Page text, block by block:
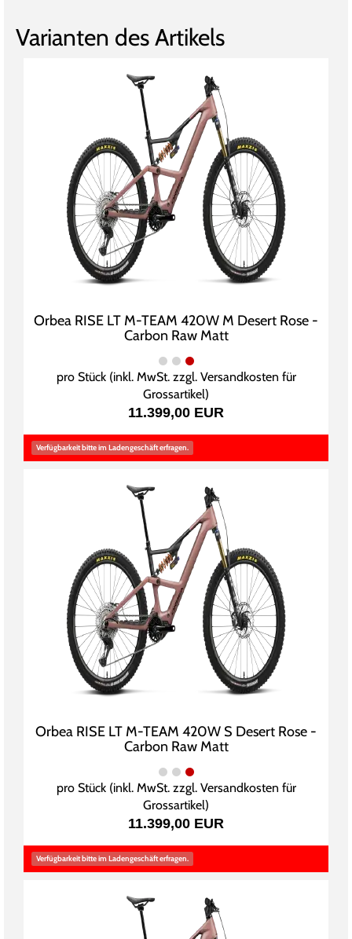
Varianten des Artikels
Orbea RISE LT M-TEAM 420W M Desert Rose -
Carbon Raw Matt
pro Stück (inkl. MwSt. zzgl. Versandkosten für
Grossartikel)
11.399,00 EUR
Verfügbarkeit bitte im Ladengeschäft erfragen.
Orbea RISE LT M-TEAM 420W S Desert Rose -
Carbon Raw Matt
pro Stück (inkl. MwSt. zzgl. Versandkosten für
Grossartikel)
11.399,00 EUR
Verfügbarkeit bitte im Ladengeschäft erfragen.